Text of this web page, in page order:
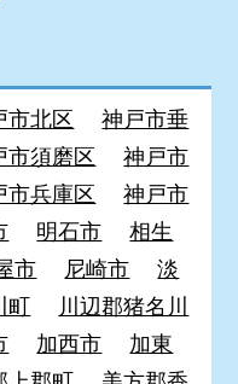
市北区
神戸市垂
市須磨区
神戸市
市兵庫区
神戸市
明石市
相生
市 尼崎市
淡
川辺郡猪名川
加西市
加東